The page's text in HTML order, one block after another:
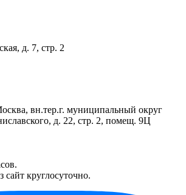
д. 7, стр. 2
вн.тер.г. муниципальный округ
д. 22, стр. 2, помещ. 9Ц
сайт круглосуточно.